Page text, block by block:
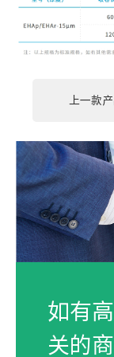
上一款
如有
关的